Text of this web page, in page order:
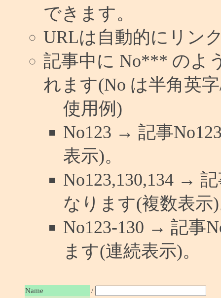
できます。
URLは自動的にリン
記事中に No*** のよ
れます(No は半角英
使用例)
No123 → 記事
表示)。
No123,130,134 →
なります(複数表示
No123-130 → 記事
ます(連続表示)。
Name
/